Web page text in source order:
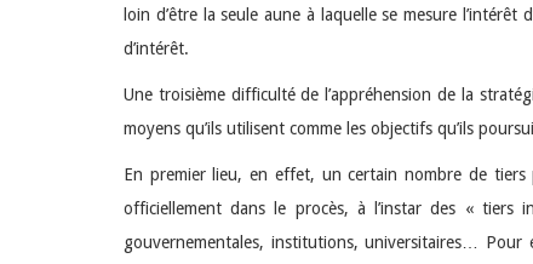
loin d’être la seule aune à laquelle se mesure
d’intérêt.
Une troisième difficulté de l’appréhension de la
moyens qu’ils utilisent comme les objectifs qu’ils
En premier lieu, en effet, un certain nombre de
officiellement dans le procès, à l’instar des « tiers
gouvernementales, institutions, universitaires… Pour